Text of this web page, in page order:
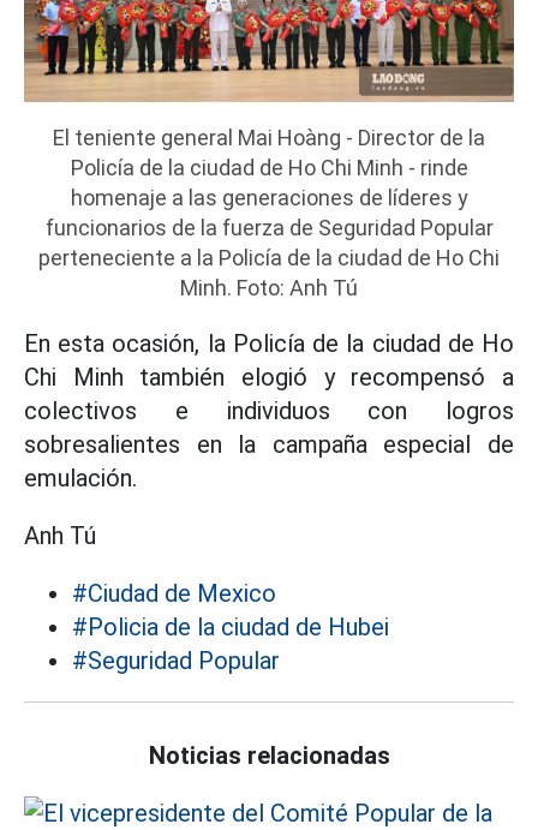
El teniente general Mai Hoàng - Director de la
Policía de la ciudad de Ho Chi Minh - rinde
homenaje a las generaciones de líderes y
funcionarios de la fuerza de Seguridad Popular
perteneciente a la Policía de la ciudad de Ho Chi
Minh. Foto: Anh Tú
En esta ocasión, la Policía de la ciudad de Ho
Chi Minh también elogió y recompensó a
colectivos e individuos con logros
sobresalientes en la campaña especial de
emulación.
Anh Tú
#Ciudad de Mexico
#Policia de la ciudad de Hubei
#Seguridad Popular
Noticias relacionadas